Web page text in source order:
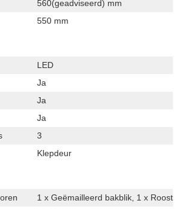
560(geadviseerd) mm
550 mm
LED
Ja
Ja
Ja
3
Klepdeur
1 x Geëmailleerd bakblik, 1 x